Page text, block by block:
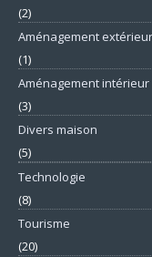
(2)
Aménagement extérieur
(1)
Aménagement intérieur
(3)
Divers maison
(5)
Technologie
(8)
Tourisme
(20)